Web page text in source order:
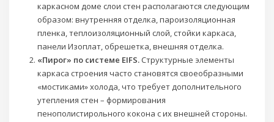
каркасном доме слои стен располагаются следующим
образом: внутренняя отделка, пароизоляционная
пленка, теплоизоляционный слой, стойки каркаса,
панели Изоплат, обрешетка, внешняя отделка.
«Пирог» по системе EIFS.Структурные элементы
каркаса строения часто становятся своеобразными
«мостиками» холода, что требует дополнительного
утепления стен – формирования
пенополистирольного кокона с их внешней стороны.